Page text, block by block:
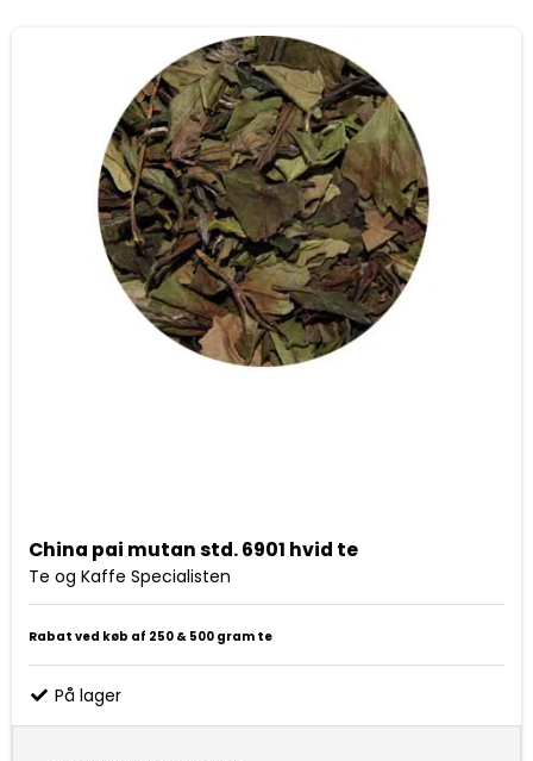
China pai mutan std. 6901 hvid te
Te og Kaffe Specialisten
Rabat ved køb af 250 & 500 gram te
På lager